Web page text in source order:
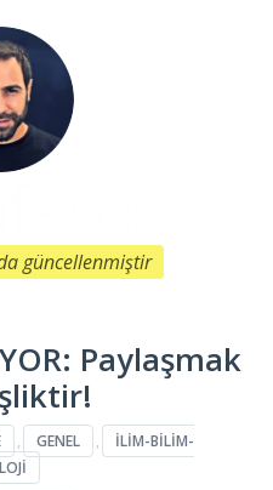
güncellenmiştir
Paylaşmak
, GENEL ,
İLIM-BILIM-